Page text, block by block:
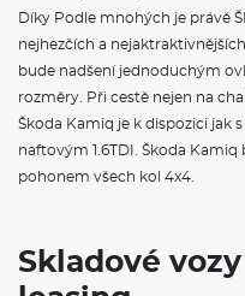
Cargo elementy
Kryt zavazadlového
Elektrické ovládání oken
Schránka před
Sluneční clony s
Síťový program
Schránka na brýle
Textilní dekor palubní
Díky Podle mnohých je právě
nejhezčích a
bude nadšení jednoduchým
rozměry. Při cestě nejen na
Škoda Kamiq je k dispozici jak
naftovým 1.6TDI. Škoda
pohonem všech kol 4x4.
Skladové